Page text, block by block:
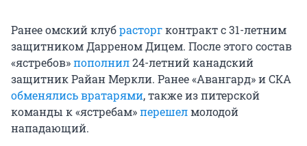
Ранее омский клубрасторгконтракт с 31-летним
защитником Дарреном Дицем. После этого состав
«ястребов»пополнил24-летний канадский
защитник Райан Меркли. Ранее «Авангард» и СКА
обменялись вратарями,также из питерской
команды к «ястребам»перешелмолодой
нападающий.